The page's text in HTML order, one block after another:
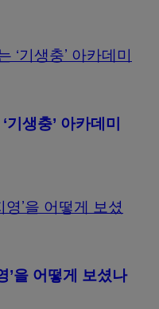
생충’ 아카데미
’을 어떻게 보셨나